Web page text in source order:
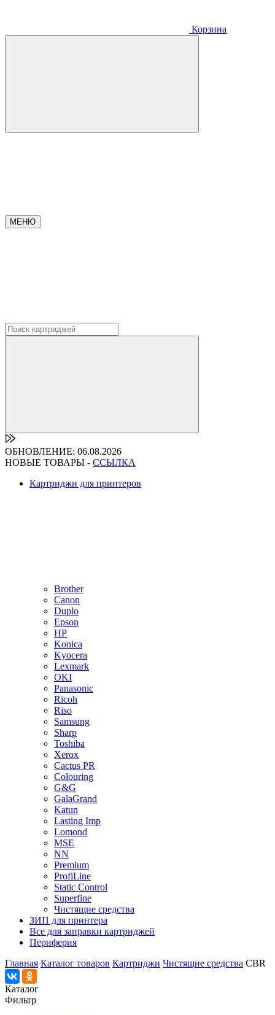
Корзина
МЕНЮ
ОБНОВЛЕНИЕ: 06.08.2026
НОВЫЕ ТОВАРЫ - ССЫЛКА
Картриджи для принтеров
Brother
Canon
Duplo
Epson
HP
Konica
Kyocera
Lexmark
OKI
Panasonic
Ricoh
Riso
Samsung
Sharp
Toshiba
Xerox
Cactus PR
Colouring
G&G
GalaGrand
Katun
Lasting Imp
Lomond
MSE
NN
Premium
ProfiLine
Static Control
Superfine
Чистящие средства
ЗИП для принтера
Все для заправки картриджей
Периферия
Главная Каталог товаров Картриджи Чистящие средства CBR
Каталог
Фильтр